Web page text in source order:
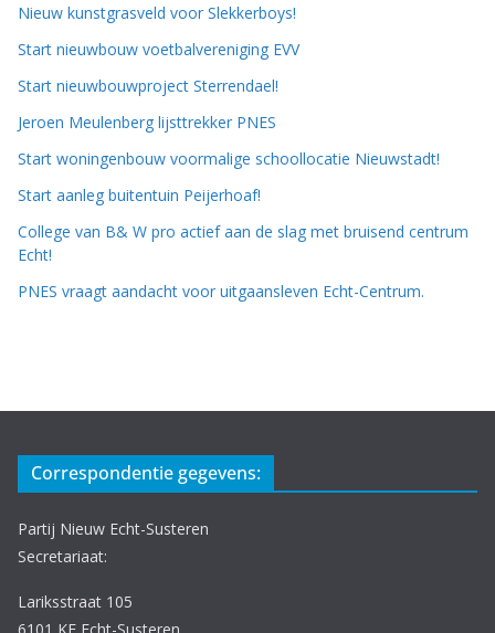
Nieuw kunstgrasveld voor Slekkerboys!
Start nieuwbouw voetbalvereniging EVV
Start nieuwbouwproject Sterrendael!
Jeroen Meulenberg lijsttrekker PNES
Start woningenbouw voormalige schoollocatie Nieuwstadt!
Start aanleg buitentuin Peijerhoaf!
College van B& W pro actief aan de slag met bruisend centrum
Echt!
PNES vraagt aandacht voor uitgaansleven Echt-Centrum.
Correspondentie gegevens:
Partij Nieuw Echt-Susteren
Secretariaat:
Lariksstraat 105